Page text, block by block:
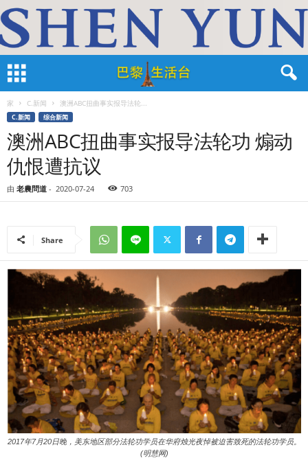
家 C.新闻 澳洲ABC扭曲事实报导法轮...
C.新闻 综合新闻
澳洲ABC扭曲事实报导法轮功 煽动
仇恨遭抗议
由 老農問道 - 2020-07-24 703
Share
2017年7月20日晚，美东地区部分法轮功学员在华府烛光夜悼被迫害致死的法轮功学员。
(明慧网)